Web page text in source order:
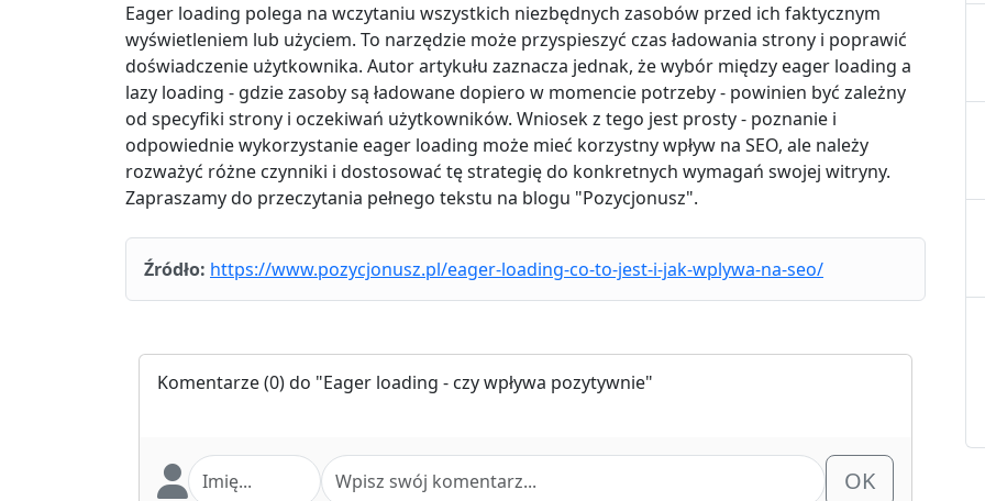
Eager loading polega na wczytaniu wszystkich niezbędnych zasobów przed ich faktycznym
wyświetleniem lub użyciem. To narzędzie może przyspieszyć czas ładowania strony i poprawić
doświadczenie użytkownika. Autor artykułu zaznacza jednak, że wybór między eager loading a
lazy loading - gdzie zasoby są ładowane dopiero w momencie potrzeby - powinien być zależny
od specyfiki strony i oczekiwań użytkowników. Wniosek z tego jest prosty - poznanie i
odpowiednie wykorzystanie eager loading może mieć korzystny wpływ na SEO, ale należy
rozważyć różne czynniki i dostosować tę strategię do konkretnych wymagań swojej witryny.
Zapraszamy do przeczytania pełnego tekstu na blogu "Pozycjonusz".
Źródło: https://www.pozycjonusz.pl/eager-loading-co-to-jest-i-jak-wplywa-na-seo/
Komentarze(0) do "Eager loading - czy wpływa pozytywnie"
OK